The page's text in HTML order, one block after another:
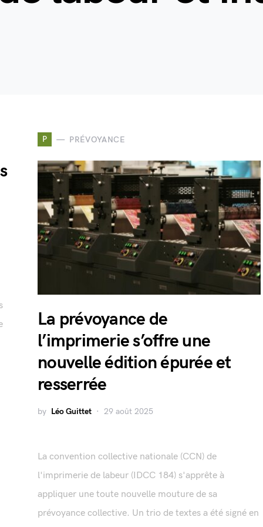
P PRÉVOYANCE
La prévoyance de
l’imprimerie s’offre une
nouvelle édition épurée et
resserrée
by Léo Guittet 29 août 2025
La convention collective nationale (CCN) de
l'imprimerie de labeur (IDCC 184) s'apprête à
appliquer une toute nouvelle mouture de sa
prévoyance collective. Un trio de textes a été signé en